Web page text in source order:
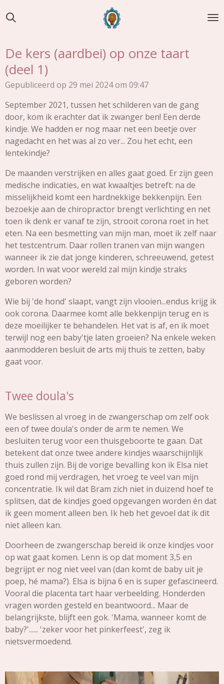
direct
hoofdinhoud
De kers (aardbei) op onze taart
(deel 1)
Gepubliceerd op 29 mei 2024 om 09:47
September 2021, tussen het schilderen van de gang
door, kom ik erachter dat ik zwanger ben! Een derde
kindje. We hadden er nog maar net een beetje over
nagedacht en het was al zo ver... Zou het echt, een
lentekindje?
De maanden verstrijken en alles gaat goed. Er zijn geen
medische indicaties, en wat kwaaltjes betreft: na de
misselijkheid komt een hardnekkige bekkenpijn. Een
bezoekje aan de chiropractor brengt verlichting en net
toen ik denk er vanaf te zijn, strooit corona roet in het
eten. Na een besmetting van mijn man, moet ik zelf naar
het testcentrum. Daar rollen tranen van mijn wangen
wanneer ik zie dat jonge kinderen, schreeuwend, getest
worden. In wat voor wereld zal mijn kindje straks
geboren worden?
Wie bij 'de hond' slaapt, vangt zijn vlooien...endus krijg ik
ook corona. Daarmee komt alle bekkenpijn terug en is
deze moeilijker te behandelen. Het vat is af, en ik moet
terwijl nog een baby'tje laten groeien? Na enkele weken
aanmodderen besluit de arts mij thuis te zetten, baby
gaat voor.
Twee doula's
We beslissen al vroeg in de zwangerschap om zelf ook
een of twee doula's onder de arm te nemen. We
besluiten terug voor een thuisgeboorte te gaan. Dat
betekent dat onze twee andere kindjes waarschijnlijk
thuis zullen zijn. Bij de vorige bevalling kon ik Elsa niet
goed rond mij verdragen, het vroeg te veel van mijn
concentratie. Ik wil dat Bram zich niet in duizend hoef te
splitsen, dat de kindjes goed opgevangen worden én dat
ik geen moment alleen ben. Ik heb het gevoel dat ik dit
niet alleen kan.
Doorheen de zwangerschap bereid ik onze kindjes voor
op wat gaat komen. Lenn is op dat moment 3,5 en
begrijpt er nog niet veel van (dan komt de baby uit je
poep, hé mama?). Elsa is bijna 6 en is super gefascineerd.
Vooral die placenta tart haar verbeelding. Honderden
vragen worden gesteld en beantwoord... Maar de
belangrijkste, blijft een gok. 'Mama, wanneer komt de
baby?'...... 'zeker voor het pinkerfeest', zeg ik
nietsvermoedend.